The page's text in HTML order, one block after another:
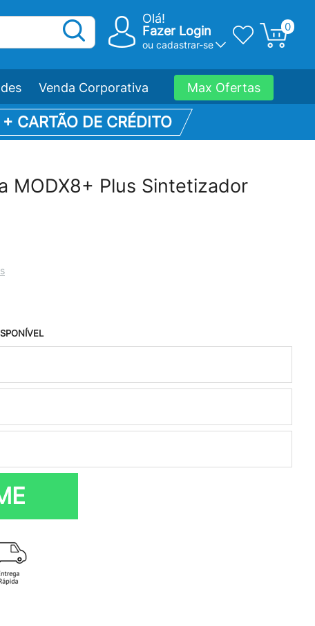
Olá!
Fazer Login
ou cadastrar-se
0
Venda Corporativa Max Ofertas
+ CARTÃO DE CRÉDITO
MODX8+ Plus Sintetizador